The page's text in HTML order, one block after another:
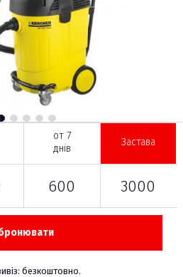
от 7
днів
600
Застава
3000
безкоштовно.